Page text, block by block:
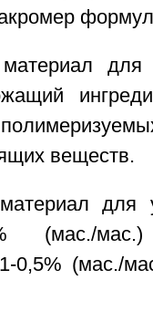
для
веществ.
для
(мас./мас.)
0,5% (мас./